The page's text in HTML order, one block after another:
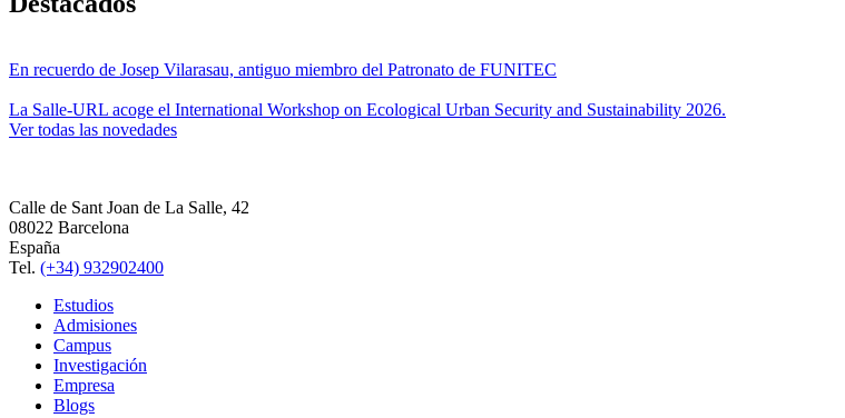
En recuerdo de Josep Vilarasau, antiguo miembro del Patronato de FUNITEC
La Salle-URL acoge el International Workshop on Ecological Urban Security and Sustainability 2026.
Ver todas las novedades
Calle de Sant Joan de La Salle, 42
08022 Barcelona
España
Tel. (+34) 932902400
Estudios
Admisiones
Campus
Investigación
Empresa
Blogs